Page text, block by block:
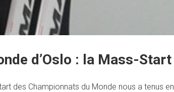
d’Oslo : la Mass-Start
des Championnats du Monde nous a tenus en